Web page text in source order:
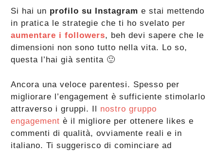
Si hai un profilo su Instagram e stai mettendo
in pratica le strategie che ti ho svelato per
aumentare i followers, beh devi sapere che le
dimensioni non sono tutto nella vita. Lo so,
questa l’hai già sentita 🙂
Ancora una veloce parentesi. Spesso per
migliorare l’engagement è sufficiente stimolarlo
attraverso i gruppi. Il nostro gruppo
engagement è il migliore per ottenere likes e
commenti di qualità, ovviamente reali e in
italiano. Ti suggerisco di cominciare ad